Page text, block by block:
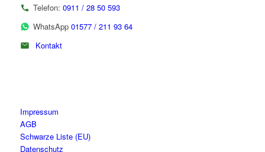
Telefon: 0911 / 28 50 593
WhatsApp 01577 / 211 93 64
Kontakt
Impressum
AGB
Schwarze Liste (EU)
Datenschutz